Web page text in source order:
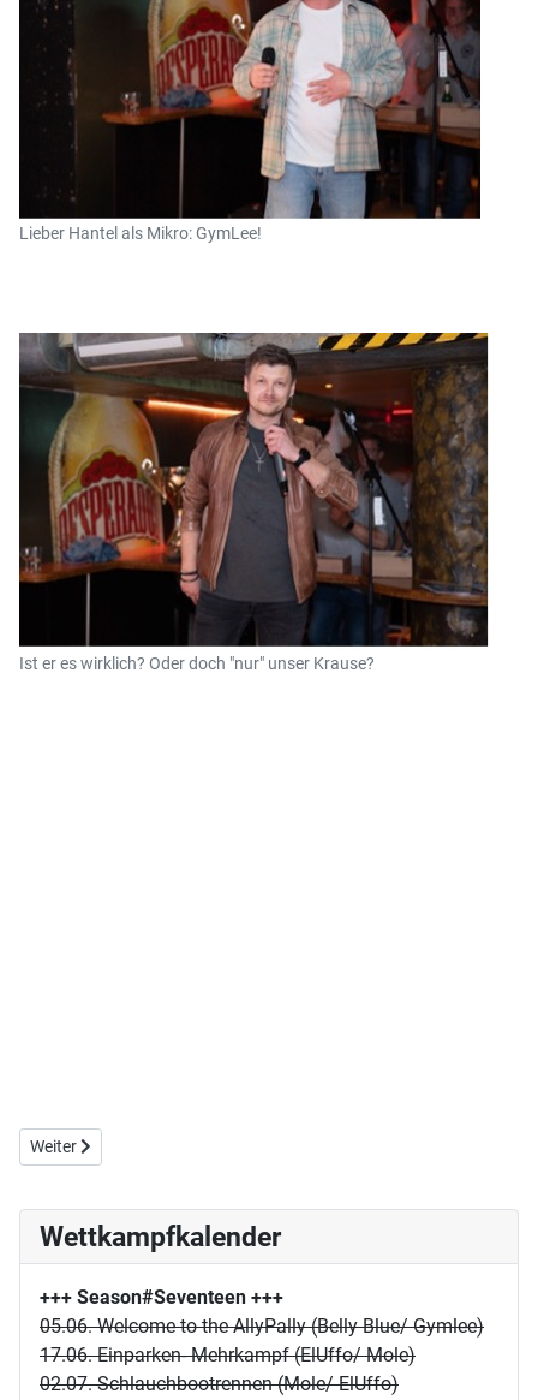
Lieber Hantel als Mikro: GymLee!
Ist er es wirklich? Oder doch "nur" unser Krause?
Nächster Beitrag: E11/S14: Der Averell des Kastenfussi
Weiter
Wettkampfkalender
+++ Season#Seventeen +++
05.06. Welcome to the AllyPally (Belly Blue/ Gymlee)
17.06. Einparken- Mehrkampf (ElUffo/ Mole)
02.07. Schlauchbootrennen (Mole/ ElUffo)